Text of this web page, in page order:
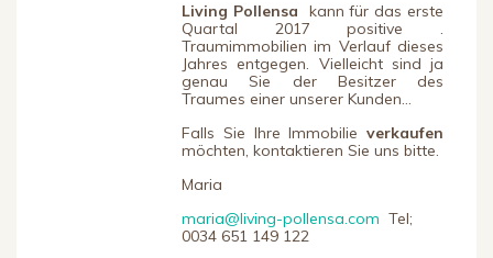
Living Pollensa kann für das erste
Quartal 2017 positive .
Traumimmobilien im Verlauf dieses
Jahres entgegen. Vielleicht sind ja
genau Sie der Besitzer des
Traumes einer unserer Kunden…
Falls Sie Ihre Immobilie verkaufen
möchten, kontaktieren Sie uns bitte.
Maria
maria@living-pollensa.com Tel;
0034 651 149 122